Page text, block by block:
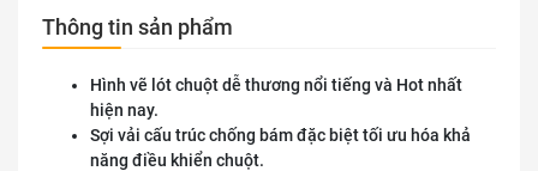
Thông tin sản phẩm
Hình vẽ lót chuột dễ thương nổi tiếng và Hot nhất
hiện nay.
Sợi vải cấu trúc chống bám đặc biệt tối ưu hóa khả
năng điều khiển chuột.